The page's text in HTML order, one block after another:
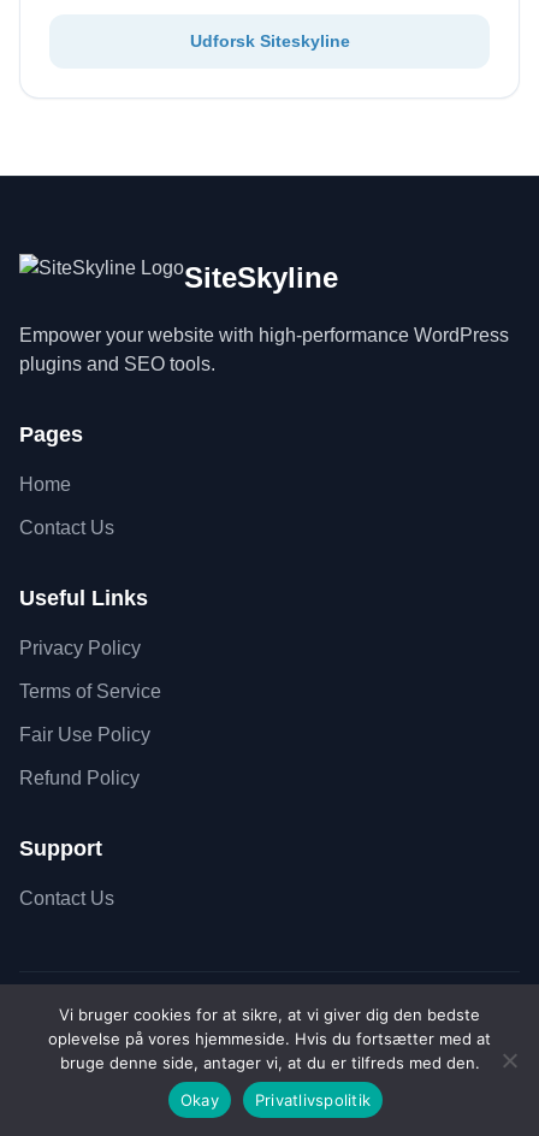
/ year
Udforsk Siteskyline
SiteSkyline
Empower your website with high-performance WordPress
plugins and SEO tools.
Pages
Home
Contact Us
Useful Links
Privacy Policy
Terms of Service
Fair Use Policy
Refund Policy
Support
Contact Us
Copyright © 2026 SiteSkyline - All Rights Reserved.
Secure SSL Connection
Accepted payment
Vi bruger cookies for at sikre, at vi giver dig den bedste
oplevelse på vores hjemmeside. Hvis du fortsætter med at
bruge denne side, antager vi, at du er tilfreds med den.
Okay
Privatlivspolitik